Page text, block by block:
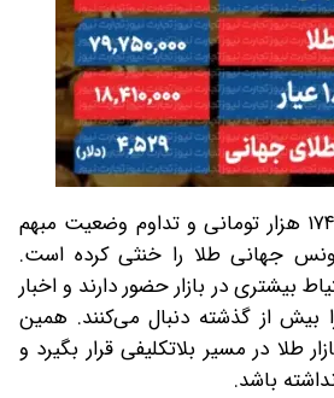
ماندگاری دلار در کانال ۱۷۴ هزار تومانی و تداوم وضعیت مبهم
جهانی طلا را خنثی کرده است.
بیشتری در بازار حضور دارند و اخبار
از گذشته دنبال می‌کنند. همین
طلا در مسیر بلاتکلیفی قرار بگیرد و
باشد.